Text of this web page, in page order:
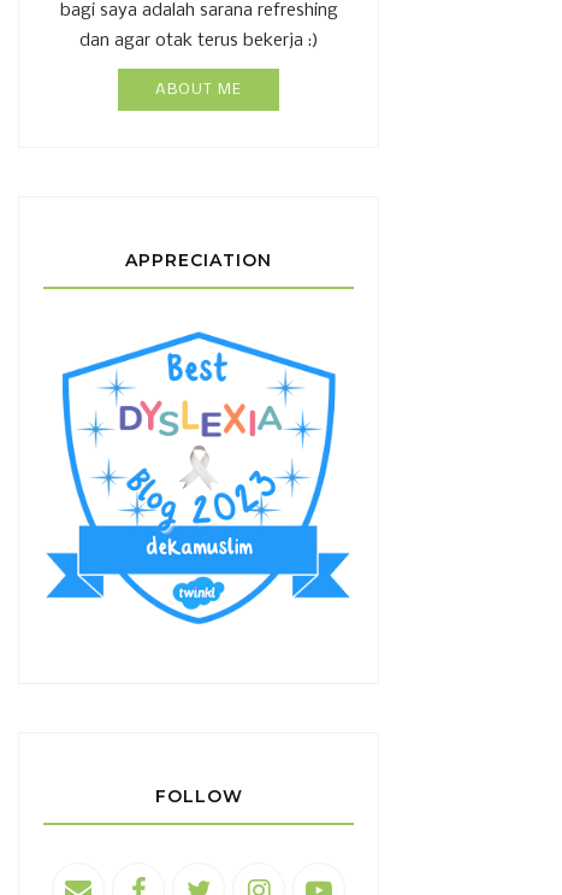
bagi saya adalah sarana refreshing
dan agar otak terus bekerja :)
ABOUT ME
APPRECIATION
FOLLOW